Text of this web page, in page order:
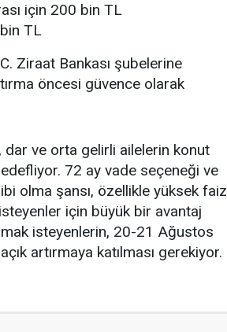
için 200 bin TL
TL
Ziraat Bankası şubelerine
öncesi güvence olarak
dar ve orta gelirli ailelerin konut
72 ay vade seçeneği ve
olma şansı, özellikle yüksek faiz
için büyük bir avantaj
isteyenlerin, 20-21 Ağustos
artırmaya katılması gerekiyor.